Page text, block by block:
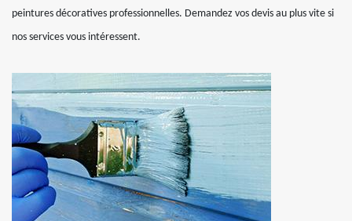
peintures décoratives professionnelles. Demandez vos devis au plus vite si
nos services vous intéressent.